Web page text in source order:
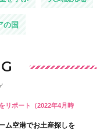
の国
リポート（2022年4月時
ム空港でお土産探しを